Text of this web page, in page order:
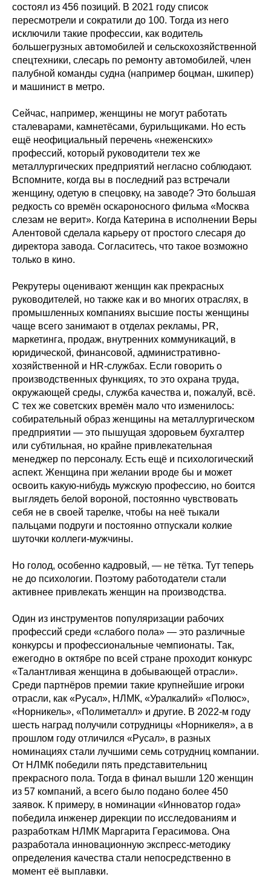
состоял из 456 позиций. В 2021 году список
пересмотрели и сократили до 100. Тогда из него
исключили такие профессии, как водитель
большегрузных автомобилей и сельскохозяйственной
спецтехники, слесарь по ремонту автомобилей, член
палубной команды судна (например боцман, шкипер)
и машинист в метро.
Сейчас, например, женщины не могут работать
сталеварами, камнетёсами, бурильщиками. Но есть
ещё неофициальный перечень «неженских»
профессий, который руководители тех же
металлургических предприятий негласно соблюдают.
Вспомните, когда вы в последний раз встречали
женщину, одетую в спецовку, на заводе? Это большая
редкость со времён оскароносного фильма «Москва
слезам не верит». Когда Катерина в исполнении Веры
Алентовой сделала карьеру от простого слесаря до
директора завода. Согласитесь, что такое возможно
только в кино.
Рекрутеры оценивают женщин как прекрасных
руководителей, но также как и во многих отраслях, в
промышленных компаниях высшие посты женщины
чаще всего занимают в отделах рекламы, PR,
маркетинга, продаж, внутренних коммуникаций, в
юридической, финансовой, административно-
хозяйственной и HR-службах. Если говорить о
производственных функциях, то это охрана труда,
окружающей среды, служба качества и, пожалуй, всё.
С тех же советских времён мало что изменилось:
собирательный образ женщины на металлургическом
предприятии — это пышущая здоровьем бухгалтер
или субтильная, но крайне привлекательная
менеджер по персоналу. Есть ещё и психологический
аспект. Женщина при желании вроде бы и может
освоить какую-нибудь мужскую профессию, но боится
выглядеть белой вороной, постоянно чувствовать
себя не в своей тарелке, чтобы на неё тыкали
пальцами подруги и постоянно отпускали колкие
шуточки коллеги-мужчины.
Но голод, особенно кадровый, — не тётка. Тут теперь
не до психологии. Поэтому работодатели стали
активнее привлекать женщин на производства.
Один из инструментов популяризации рабочих
профессий среди «слабого пола» — это различные
конкурсы и профессиональные чемпионаты. Так,
ежегодно в октябре по всей стране проходит конкурс
«Талантливая женщина в добывающей отрасли».
Среди партнёров премии такие крупнейшие игроки
отрасли, как «Русал», НЛМК, «Уралкалий» «Полюс»,
«Норникель», «Полиметалл» и другие. В 2022-м году
шесть наград получили сотрудницы «Норникеля», а в
прошлом году отличился «Русал», в разных
номинациях стали лучшими семь сотрудниц компании.
От НЛМК победили пять представительниц
прекрасного пола. Тогда в финал вышли 120 женщин
из 57 компаний, а всего было подано более 450
заявок. К примеру, в номинации «Инноватор года»
победила инженер дирекции по исследованиям и
разработкам НЛМК Маргарита Герасимова. Она
разработала инновационную экспресс-методику
определения качества стали непосредственно в
момент её выплавки.